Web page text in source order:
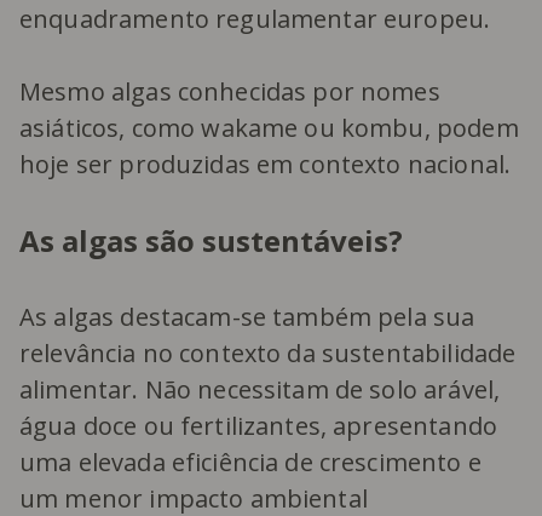
enquadramento regulamentar europeu.
Mesmo algas conhecidas por nomes
asiáticos, como wakame ou kombu, podem
hoje ser produzidas em contexto nacional.
As algas são sustentáveis?
As algas destacam-se também pela sua
relevância no contexto da sustentabilidade
alimentar. Não necessitam de solo arável,
água doce ou fertilizantes, apresentando
uma elevada eficiência de crescimento e
um menor impacto ambiental